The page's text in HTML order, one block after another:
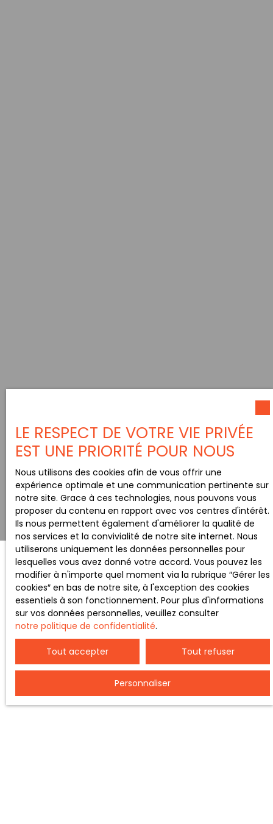
LE RESPECT DE VOTRE VIE PRIVÉE
EST UNE PRIORITÉ POUR NOUS
Nous utilisons des cookies afin de vous offrir une
expérience optimale et une communication pertinente sur
notre site. Grace à ces technologies, nous pouvons vous
proposer du contenu en rapport avec vos centres d'intérêt.
Ils nous permettent également d'améliorer la qualité de
nos services et la convivialité de notre site internet. Nous
utiliserons uniquement les données personnelles pour
lesquelles vous avez donné votre accord. Vous pouvez les
modifier à n'importe quel moment via la rubrique ″Gérer les
cookies″ en bas de notre site, à l'exception des cookies
essentiels à son fonctionnement. Pour plus d'informations
sur vos données personnelles, veuillez consulter
notre politique de confidentialité.
Tout accepter Tout refuser
Personnaliser